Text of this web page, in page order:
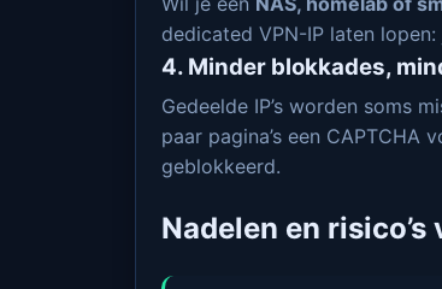
dedicated VPN-IP laten
4. Minder blokkades,
Gedeelde IP’s worden soms
paar pagina’s een
geblokkeerd.
Nadelen en